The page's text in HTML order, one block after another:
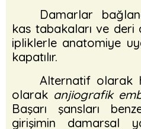
Damarlar
kas tabakaları ve deri
ipliklerle anatomiye
kapatılır.
Alternatif olarak
olarak anjiografik
Başarı şansları
girişimin damarsal